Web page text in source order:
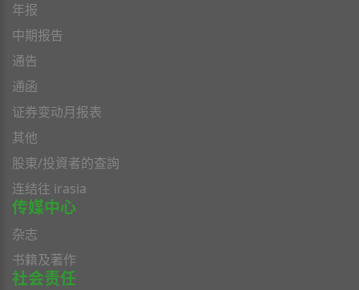
年报
中期报告
通告
通函
证券变动月报表
其他
股東/投資者的查詢
连结往 irasia
传媒中心
杂志
书籍及著作
社会责任